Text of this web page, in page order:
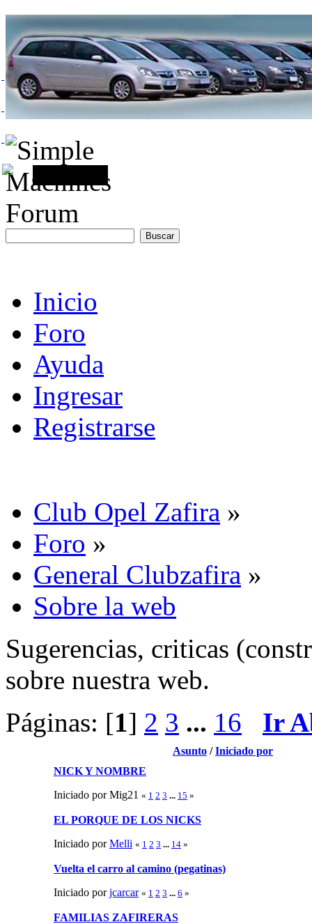
Inicio
Foro
Ayuda
Ingresar
Registrarse
Club Opel Zafira »
Foro »
General Clubzafira »
Sobre la web
Sugerencias, criticas
sobre nuestra web.
Páginas: [1] 2 3 ... 16 Ir
Asunto /Iniciado por
NICK Y NOMBRE
Iniciado por Mig21 « 1 2 3 ... 15 »
EL PORQUE DE LOS NICKS
Iniciado porMelli « 1 2 3 ... 14 »
Vuelta el carro al camino (pegatinas)
Iniciado porjcarcar « 1 2 3 ... 6 »
FAMILIAS ZAFIRERAS